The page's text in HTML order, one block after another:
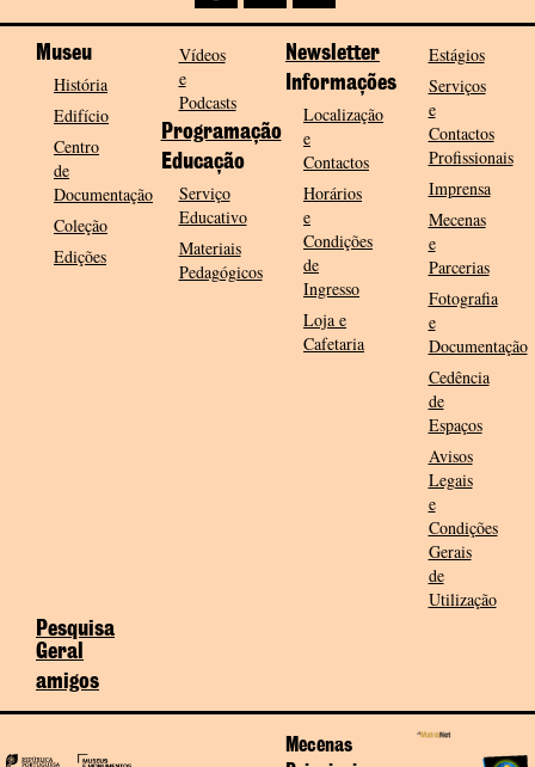
Museu
História
Edifício
Centro
de
Documentação
Coleção
Edições
Vídeos
e
Podcasts
Programação
Educação
Serviço
Educativo
Materiais
Pedagógicos
Newsletter
Informações
Localização
e
Contactos
Horários
e
Condições
de
Ingresso
Loja e
Cafetaria
Estágios
Serviços
e
Contactos
Profissionais
Imprensa
Mecenas
e
Parcerias
Fotografia
e
Documentação
Cedência
de
Espaços
Avisos
Legais
e
Condições
Gerais
de
Utilização
Pesquisa
Geral
amigos
Mecenas